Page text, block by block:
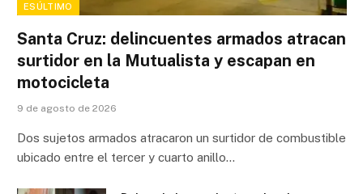
ESÚLTIMO
Santa Cruz: delincuentes armados atracan
surtidor en la Mutualista y escapan en
motocicleta
9 de agosto de 2026
Dos sujetos armados atracaron un surtidor de combustible
ubicado entre el tercer y cuarto anillo…